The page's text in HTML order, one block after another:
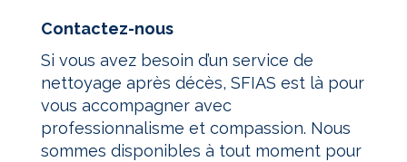
Contactez-nous
Si vous avez besoin d’un service de
nettoyage après décès, SFIAS est là pour
vous accompagner avec
professionnalisme et compassion. Nous
sommes disponibles à tout moment pour